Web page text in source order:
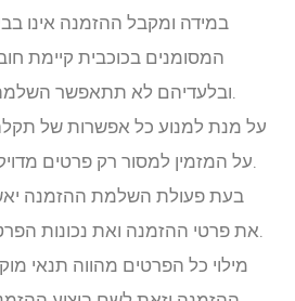
במידה ומקבל ההזמנה אינו
המסומנים בכוכבית קיימת
על מנת למנוע כל אפשרות של
בעת פעולת השלמת ההזמנה
מילוי כל הפרטים מהווה תנאי